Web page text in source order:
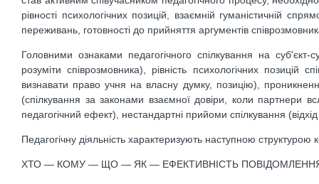
рівності психологічних позицій, взаємній гуманістичній
переживань, готовності до прийняття аргументів
Головними ознаками педагогічного спілкування на суб'єкт-
розуміти співрозмовника), рівність психологічних позицій
визнавати право учня на власну думку, позицію),
(спілкування за законами взаємної довіри, коли партнери
педагогічний ефект), нестандартні прийоми спілкування
Педагогічну діяльність характеризують наступною структурою
ХТО — КОМУ — ЩО — ЯК — ЕФЕКТИВНІСТЬ